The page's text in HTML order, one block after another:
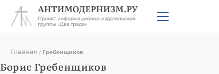
Главная / Гребенщиков
Борис Гребенщиков